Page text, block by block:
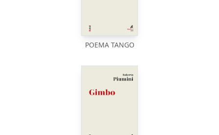
POEMA TANGO